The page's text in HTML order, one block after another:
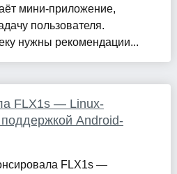
мини-приложение,
пользователя.
нужны рекомендации...
FLX1s — Linux-
Android-
FLX1s —